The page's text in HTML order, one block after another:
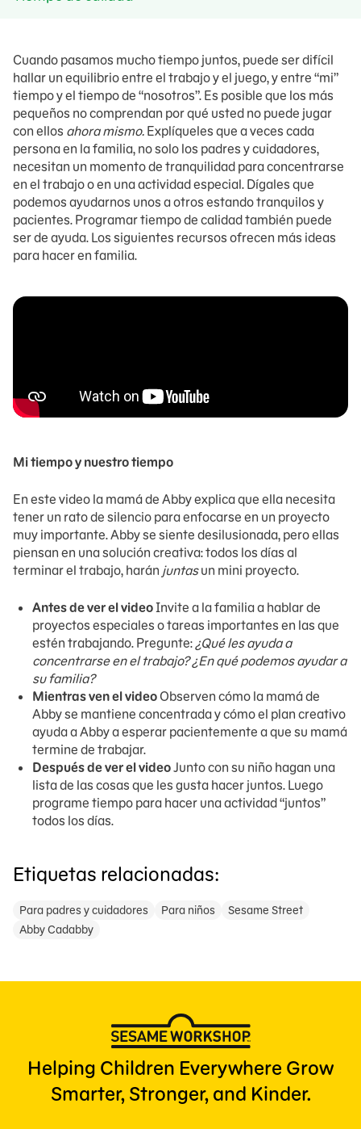
Cuando pasamos mucho tiempo juntos, puede ser difícil
hallar un equilibrio entre el trabajo y el juego, y entre “mi”
tiempo y el tiempo de “nosotros”. Es posible que los más
pequeños no comprendan por qué usted no puede jugar
con ellos ahora mismo. Explíqueles que a veces cada
persona en la familia, no solo los padres y cuidadores,
necesitan un momento de tranquilidad para concentrarse
en el trabajo o en una actividad especial. Dígales que
podemos ayudarnos unos a otros estando tranquilos y
pacientes. Programar tiempo de calidad también puede
ser de ayuda. Los siguientes recursos ofrecen más ideas
para hacer en familia.
Mi tiempo y nuestro tiempo
En este video la mamá de Abby explica que ella necesita
tener un rato de silencio para enfocarse en un proyecto
muy importante. Abby se siente desilusionada, pero ellas
piensan en una solución creativa: todos los días al
terminar el trabajo, harán juntasun mini proyecto.
Antes de ver el videoInvite a la familia a hablar de
proyectos especiales o tareas importantes en las que
estén trabajando. Pregunte:¿Qué les ayuda a
concentrarse en el trabajo? ¿En qué podemos ayudar a
su familia?
Mientras ven el video Observen cómo la mamá de
Abby se mantiene concentrada y cómo el plan creativo
ayuda a Abby a esperar pacientemente a que su mamá
termine de trabajar.
Después de ver el videoJunto con su niño hagan una
lista de las cosas que les gusta hacer juntos. Luego
programe tiempo para hacer una actividad “juntos”
todos los días.
Etiquetas relacionadas:
Para padres y cuidadores Para niños
Sesame Street
Abby Cadabby
Helping Children Everywhere Grow
Smarter, Stronger, and Kinder.